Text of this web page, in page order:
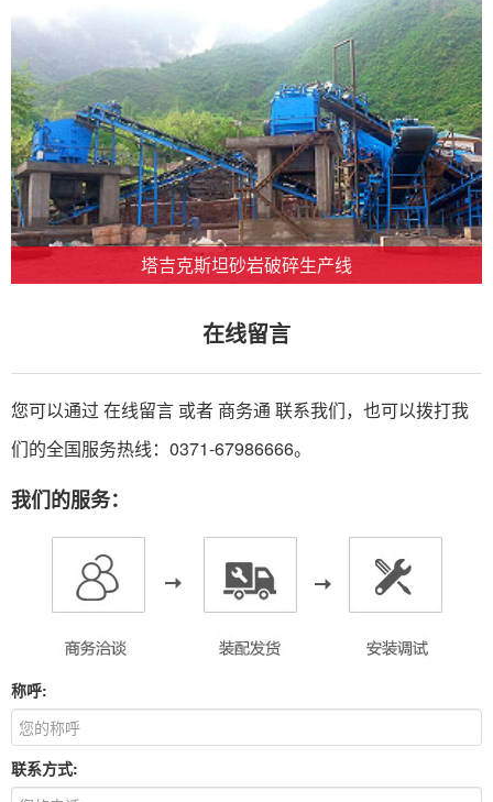
塔吉克斯坦砂岩破碎生产线
在线留言
您可以通过 在线留言 或者 商务通联系我们，也可以拨打我
们的全国服务热线：0371-67986666。
我们的服务：
称呼:
联系方式: